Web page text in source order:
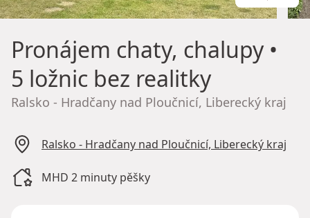
Pronájem chaty, chalupy•
5 ložnic bez realitky
Ralsko - Hradčany nad Ploučnicí, Liberecký kraj
Ralsko - Hradčany nad Ploučnicí, Liberecký kraj
MHD 2 minuty pěšky